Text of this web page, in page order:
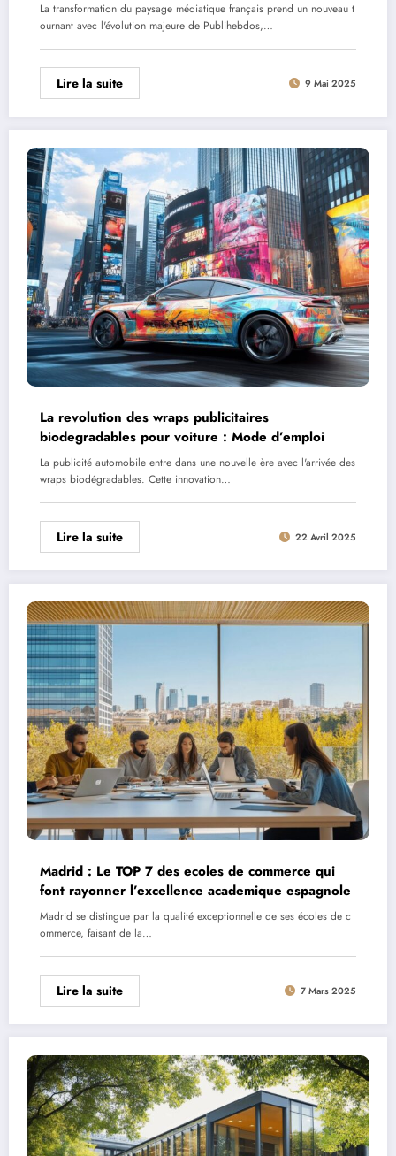
La transformation du paysage médiatique français prend un nouveau t
ournant avec l'évolution majeure de Publihebdos,…
Lire la suite 9 Mai 2025
La revolution des wraps publicitaires
biodegradables pour voiture : Mode d’emploi
La publicité automobile entre dans une nouvelle ère avec l'arrivée des
wraps biodégradables. Cette innovation…
Lire la suite 22 Avril 2025
Madrid : Le TOP 7 des ecoles de commerce qui
font rayonner l’excellence academique espagnole
Madrid se distingue par la qualité exceptionnelle de ses écoles de c
ommerce, faisant de la…
Lire la suite 7 Mars 2025